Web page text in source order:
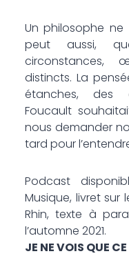
Un philosophe ne
peut aussi,
circonstances,
distincts. La
étanches, des
Foucault
nous demander
tard pour
Podcast
Musique, livret sur
Rhin, texte à
l’automne 2021.
JE NE VOIS QUE